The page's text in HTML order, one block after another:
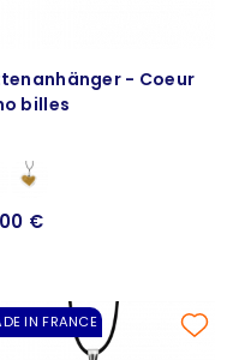
- Coeur
billes
€
IN FRANCE